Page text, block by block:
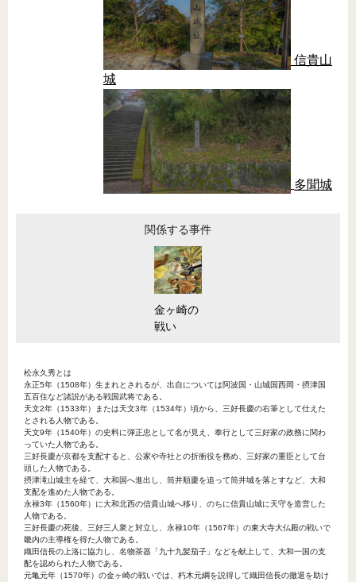
信貴山
城
多聞城
関係する事件
金ヶ崎の
戦い
松永久秀とは
永正5年（1508年）生まれとされるが、出自については阿波国・山城国西岡・摂津国
五百住など諸説がある戦国武将である。
天文2年（1533年）または天文3年（1534年）頃から、三好長慶の右筆として仕えた
とされる人物である。
天文9年（1540年）の史料に弾正忠として名が見え、奉行として三好家の政務に関わ
っていた人物である。
三好長慶が京都を支配すると、公家や寺社との折衝役を務め、三好家の重臣として台
頭した人物である。
摂津滝山城主を経て、大和国へ進出し、筒井順慶を追って筒井城を落とすなど、大和
支配を進めた人物である。
永禄3年（1560年）に大和北西の信貴山城へ移り、のちに信貴山城に天守を造営した
人物である。
三好長慶の死後、三好三人衆と対立し、永禄10年（1567年）の東大寺大仏殿の戦いで
畿内の主導権を得た人物である。
織田信長の上洛に協力し、名物茶器「九十九髪茄子」などを献上して、大和一国の支
配を認められた人物である。
元亀元年（1570年）の金ヶ崎の戦いでは、朽木元綱を説得して織田信長の撤退を助け